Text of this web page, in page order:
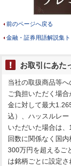
前のページへ戻る
金融・証券用語解説集
お取引にあた
当社の取扱商品等
ご負担いただく場
金に対して最大
込）、ハッスルレー
いただいた場合は
回数に関係なく国内
300万円を超えるご
は銘柄ごとに設定